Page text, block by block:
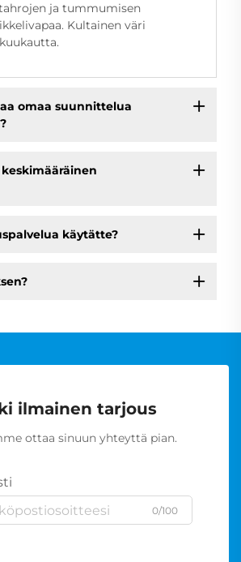
ja tummumisen
Kultainen väri
omaa suunnittelua
käytätte?
ilmainen tarjous
ottaa sinuun yhteyttä pian.
0/100